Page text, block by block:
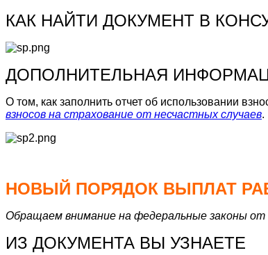
КАК НАЙТИ ДОКУМЕНТ В
ДОПОЛНИТЕЛЬНАЯ
О том, как заполнить отчет об использовании
взносов на страхование от несчастных случаев.
НОВЫЙ ПОРЯДОК ВЫПЛАТ
Обращаем внимание на федеральные законы от
ИЗ ДОКУМЕНТА ВЫ УЗНАЕТЕ